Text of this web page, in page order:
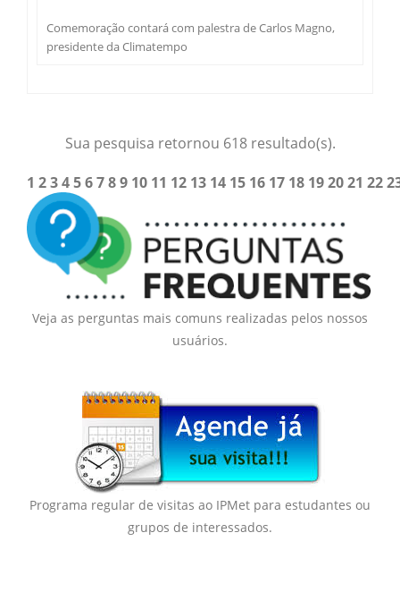
Comemoração contará com palestra de Carlos Magno,
presidente da Climatempo
Sua pesquisa retornou 618 resultado(s).
1 23456789 10 11 12 13 14 15 16 17 18 192021 22
Veja as perguntas mais comuns realizadas pelos nossos
usuários.
Programa regular de visitas ao IPMet para estudantes ou
grupos de interessados.